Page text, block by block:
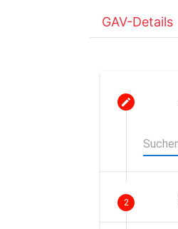
GAV-Details
2